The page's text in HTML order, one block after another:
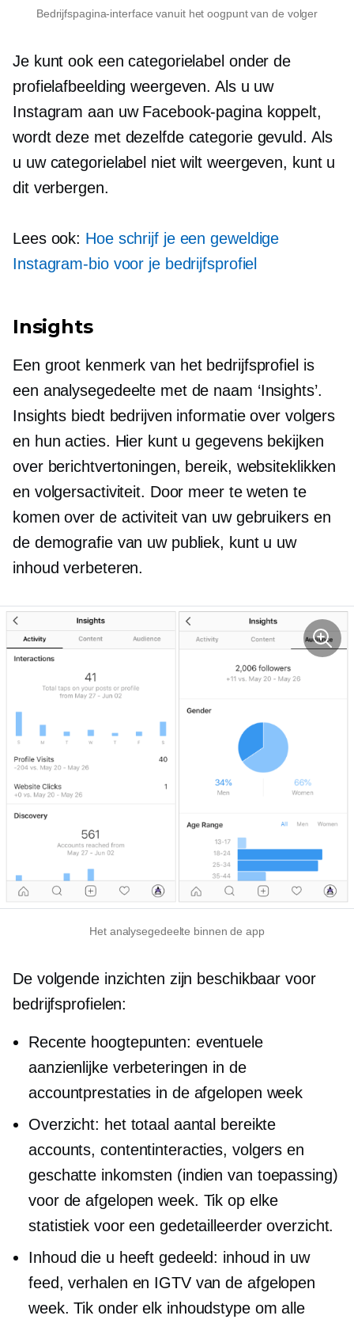
Bedrijfspagina-interface vanuit het oogpunt van de volger
Je kunt ook een categorielabel onder de
profielafbeelding weergeven. Als u uw
Instagram aan uw Facebook-pagina koppelt,
wordt deze met dezelfde categorie gevuld. Als
u uw categorielabel niet wilt weergeven, kunt u
dit verbergen.
Lees ook: Hoe schrijf je een geweldige
Instagram-bio voor je bedrijfsprofiel
Insights
Een groot kenmerk van het bedrijfsprofiel is
een analysegedeelte met de naam ‘Insights’.
Insights biedt bedrijven informatie over volgers
en hun acties. Hier kunt u gegevens bekijken
over berichtvertoningen, bereik, websiteklikken
en volgersactiviteit. Door meer te weten te
komen over de activiteit van uw gebruikers en
de demografie van uw publiek, kunt u uw
inhoud verbeteren.
Het analysegedeelte binnen de app
De volgende inzichten zijn beschikbaar voor
bedrijfsprofielen:
Recente hoogtepunten: eventuele
aanzienlijke verbeteringen in de
accountprestaties in de afgelopen week
Overzicht: het totaal aantal bereikte
accounts, contentinteracties, volgers en
geschatte inkomsten (indien van toepassing)
voor de afgelopen week. Tik op elke
statistiek voor een gedetailleerder overzicht.
Inhoud die u heeft gedeeld: inhoud in uw
feed, verhalen en IGTV van de afgelopen
week. Tik onder elk inhoudstype om alle